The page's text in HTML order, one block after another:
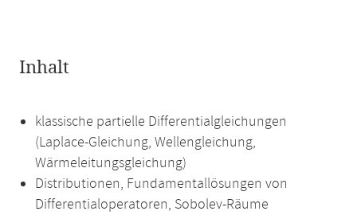
Inhalt
klassische partielle Differentialgleichungen
(Laplace-Gleichung, Wellengleichung,
Wärmeleitungsgleichung)
Distributionen, Fundamentallösungen von
Differentialoperatoren, Sobolev-Räume